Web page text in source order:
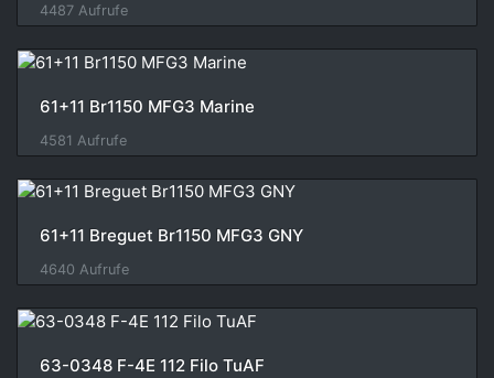
4487 Aufrufe
61+11 Br1150 MFG3 Marine
4581 Aufrufe
61+11 Breguet Br1150 MFG3 GNY
4640 Aufrufe
63-0348 F-4E 112 Filo TuAF